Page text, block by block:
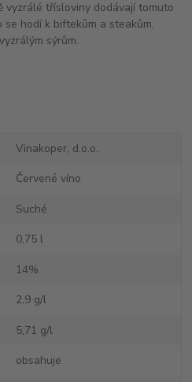
vyzrálé třísloviny dodávají tomuto
se hodí k biftekům a steakům,
sýrům.
Vinakoper, d.o.o.
Červené víno
Suché
0,75 l
14%
2,9 g/l
5,71 g/l
obsahuje